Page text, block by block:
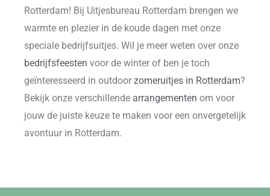
Rotterdam! Bij Uitjesbureau Rotterdam brengen we
warmte en plezier in de koude dagen met onze
speciale bedrijfsuitjes. Wil je meer weten over onze
bedrijfsfeesten voor de winter of ben je toch
geïnteresseerd in outdoor zomeruitjes in Rotterdam?
Bekijk onze verschillende arrangementen om voor
jouw de juiste keuze te maken voor een onvergetelijk
avontuur in Rotterdam.